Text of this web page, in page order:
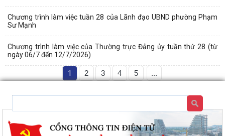
Chương trình làm việc tuần 28 của Lãnh đạo UBND phường Phạm
Sư Mạnh
Chương trình làm việc của Thường trực Đảng ủy tuần thứ 28 (từ
ngày 06/7 đến 12/7/2026)
1 2 3 4 5 ...